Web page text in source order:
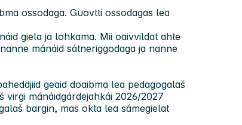
ossodaga. Guovtti ossodagas lea
giela ja lohkama. Mii oaivvildat ahte
mánáid sátneriggodaga ja nanne
geaid doaibma lea pedagogalaš
virgi mánáidgárdejahkái 2026/2027
bargin, mas okta lea sámegielat